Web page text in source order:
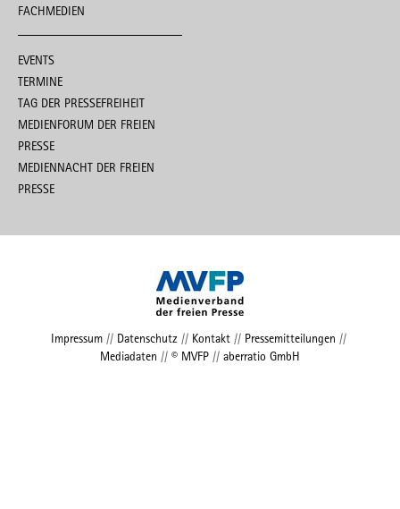
FACHMEDIEN
EVENTS
TERMINE
TAG DER PRESSEFREIHEIT
MEDIENFORUM DER FREIEN
PRESSE
MEDIENNACHT DER FREIEN
PRESSE
Impressum// Datenschutz // Kontakt// Pressemitteilungen //
Mediadaten // © MVFP // aberratio GmbH